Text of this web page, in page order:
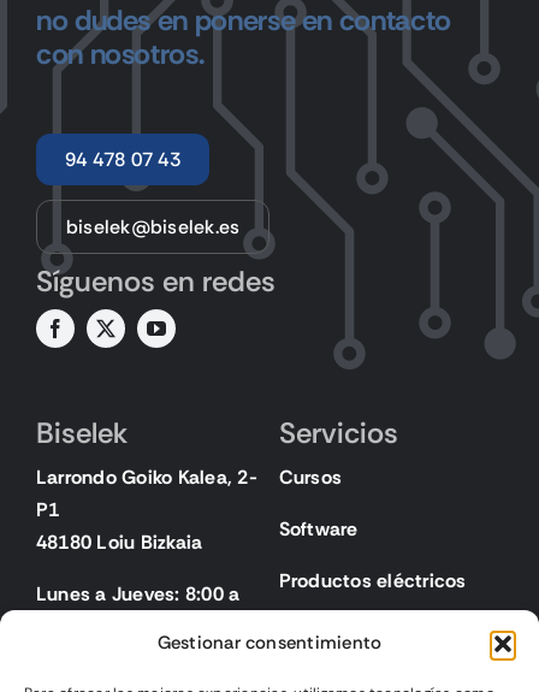
Gestionar consentimiento
no dudes en ponerse en contacto
con nosotros.
94 478 07 43
biselek@biselek.es
Síguenos en redes
Biselek
Larrondo Goiko Kalea, 2-
P1
48180 Loiu Bizkaia
Lunes a Jueves: 8:00 a
Servicios
Cursos
Software
Productos eléctricos